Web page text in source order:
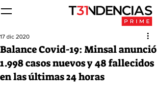
Balance Covid-19: Minsal anunció
1.998 casos nuevos y 48 fallecidos
en las últimas 24 horas
17 dic 2020